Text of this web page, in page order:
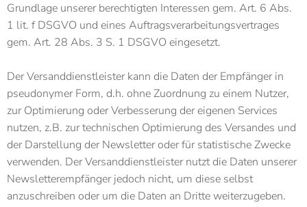
Grundlage unserer berechtigten Interessen gem. Art. 6 Abs.
1 lit. f DSGVO und eines Auftragsverarbeitungsvertrages
gem. Art. 28 Abs. 3 S. 1 DSGVO eingesetzt.
Der Versanddienstleister kann die Daten der Empfänger in
pseudonymer Form, d.h. ohne Zuordnung zu einem Nutzer,
zur Optimierung oder Verbesserung der eigenen Services
nutzen, z.B. zur technischen Optimierung des Versandes und
der Darstellung der Newsletter oder für statistische Zwecke
verwenden. Der Versanddienstleister nutzt die Daten unserer
Newsletterempfänger jedoch nicht, um diese selbst
anzuschreiben oder um die Daten an Dritte weiterzugeben.